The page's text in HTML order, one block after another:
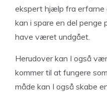
ekspert hjælp fra erfarne
kan i spare en del penge
have været undgået.
Herudover kan I også
kommer til at fungere
måde kan I også skabe